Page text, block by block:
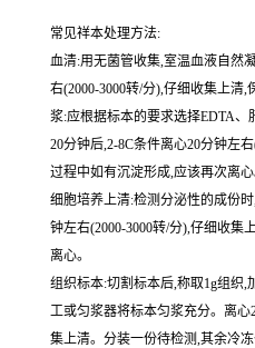
常见祥本处理方法:
血清:用无菌管收集,室温血液自然
右(2000-3000转/分),仔细收集上清
浆:应根据标本的要求选择EDTA
20分钟后,2-8C条件离心20分钟左
过程中如有沉淀形成,应该再次离心
细胞培养上清:检测分泌性的成份
钟左右(2000-3000转/分),仔细收集
离心。
组织标本:切割标本后,称取1g组织,
工或匀浆器将标本匀浆充分。离心
集上清。分装一份待检测,其余冷